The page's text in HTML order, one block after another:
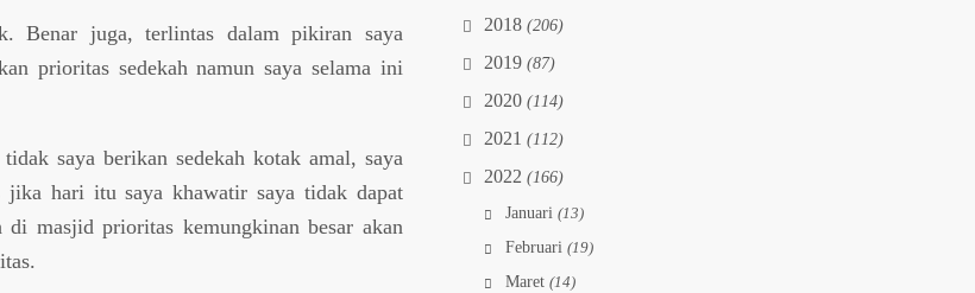
Benar juga, terlintas dalam pikiran saya
prioritas sedekah namun saya selama ini
saya berikan sedekah kotak amal, saya
jika hari itu saya khawatir saya tidak dapat
masjid prioritas kemungkinan besar akan
2018(206)
2019(87)
2020(114)
2021(112)
2022(166)
Januari(13)
Februari(19)
Maret(14)